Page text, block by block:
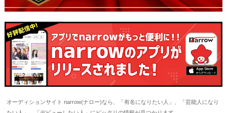
オーディションサイト narrow(ナロー)なら、「有名になりたい人」、「芸能人になり